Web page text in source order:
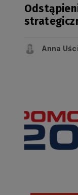
projektu
Anna